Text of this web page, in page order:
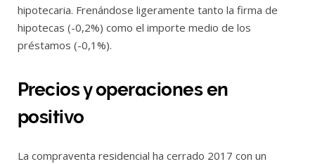
hipotecaria. Frenándose ligeramente tanto la firma de
hipotecas (-0,2%) como el importe medio de los
préstamos (-0,1%).
Precios y operaciones en
positivo
La compraventa residencial ha cerrado 2017 con un